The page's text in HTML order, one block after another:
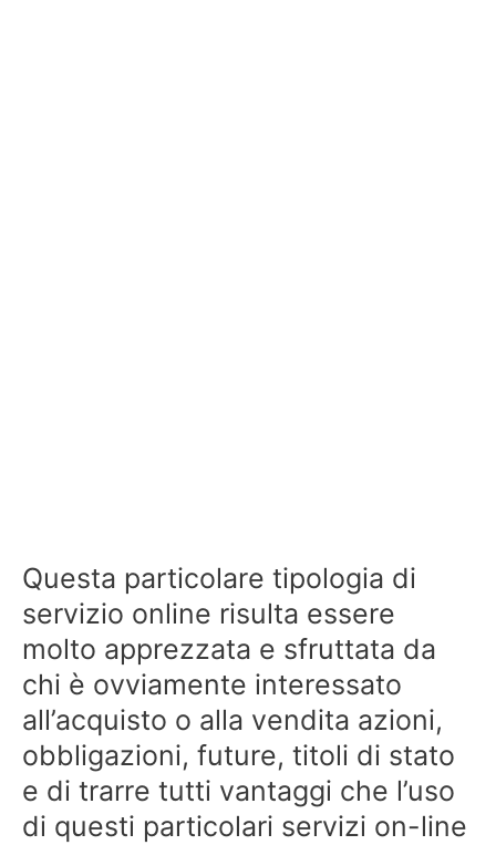
Questa particolare tipologia di
servizio online risulta essere
molto apprezzata e sfruttata da
chi è ovviamente interessato
all’acquisto o alla vendita azioni,
obbligazioni, future, titoli di stato
e di trarre tutti vantaggi che l’uso
di questi particolari servizi on-line